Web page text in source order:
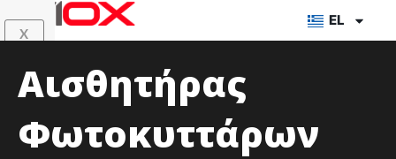
Μετάβαση
X
EL
Αισθητήρας
Φωτοκυττάρων